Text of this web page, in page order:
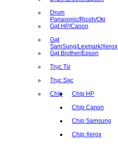
Drum
Panasonic/Ricoh/Oki
Gạt HP/Canon
Gạt
SamSung/Lexmark/Xerox
Gạt Brother/Epson
Trục Từ
Trục Sạc
Chíp Chip HP
Chip Canon
Chip Samsung
Chip Xerox